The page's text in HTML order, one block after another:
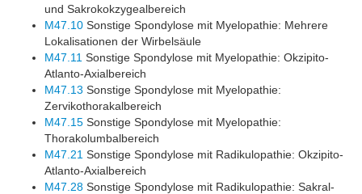
und Sakrokokzygealbereich
M47.10 Sonstige Spondylose mit Myelopathie: Mehrere
Lokalisationen der Wirbelsäule
M47.11 Sonstige Spondylose mit Myelopathie: Okzipito-
Atlanto-Axialbereich
M47.13 Sonstige Spondylose mit Myelopathie:
Zervikothorakalbereich
M47.15 Sonstige Spondylose mit Myelopathie:
Thorakolumbalbereich
M47.21 Sonstige Spondylose mit Radikulopathie: Okzipito-
Atlanto-Axialbereich
M47.28 Sonstige Spondylose mit Radikulopathie: Sakral-